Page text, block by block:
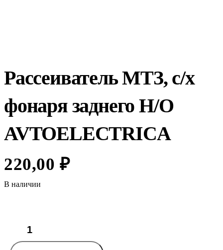
Рассеиватель МТЗ, с/х
фонаря заднего Н/О
AVTOELECTRICA
220,00₽
В наличии
Рассеиватель